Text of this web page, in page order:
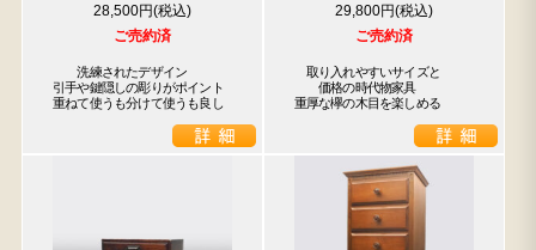
28,500円
ご売約済
洗練されたデザイン
引手や鍵隠しの彫りがポイント
重ねて使うも分けて使うも良し
29,800円
ご売約済
取り入れやすいサイズと
価格の時代物家具
重厚な欅の木目を楽しめる